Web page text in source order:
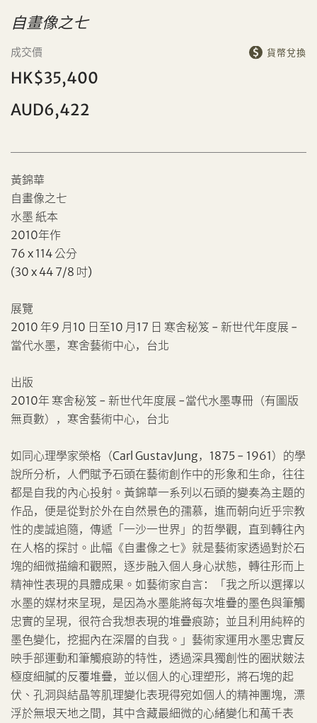
分享到Facebook
分享到WeChat
忘記密碼? 客戶服務部
個人 公司
我想透過電郵獲取更多天成國際的訊息。
我已閱讀並同意 使用條款 及私隱政策。
設定您的最高競投價
自畫像之七
成交價 貨幣兌換
HK$35,400
AUD6,422
黃錦華
自畫像之七
水墨 紙本
2010年作
76 x 114 公分
(30 x 44 7/8 吋)
展覽
2010 年9 月10 日至10 月17 日 寒舍秘笈 - 新世代年度展 -
當代水墨，寒舍藝術中心，台北
出版
2010年 寒舍秘笈 - 新世代年度展 -當代水墨專冊（有圖版
無頁數），寒舍藝術中心，台北
如同心理學家榮格（Carl GustavJung，1875 - 1961）的學
說所分析，人們賦予石頭在藝術創作中的形象和生命，往往
都是自我的內心投射。黃錦華一系列以石頭的變奏為主題的
作品，便是從對於外在自然景色的孺慕，進而朝向近乎宗教
性的虔誠追隨，傳遞「一沙一世界」的哲學觀，直到轉往內
在人格的探討。此幅《自畫像之七》就是藝術家透過對於石
塊的細微描繪和觀照，逐步融入個人身心狀態，轉往形而上
精神性表現的具體成果。如藝術家自言：「我之所以選擇以
水墨的媒材來呈現，是因為水墨能將每次堆疊的墨色與筆觸
忠實的呈現，很符合我想表現的堆疊痕跡；並且利用純粹的
墨色變化，挖掘內在深層的自我。」藝術家運用水墨忠實反
映手部運動和筆觸痕跡的特性，透過深具獨創性的圈狀皴法
極度細膩的反覆堆疊，並以個人的心理塑形，將石塊的起
伏、孔洞與結晶等肌理變化表現得宛如個人的精神團塊，漂
浮於無垠天地之間，其中含藏最細微的心緒變化和萬千表